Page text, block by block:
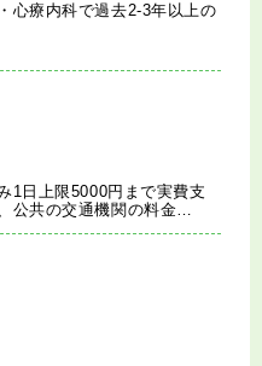
心療内科で過去2-3年以上の
1日上限5000円まで実費支
公共の交通機関の料金…